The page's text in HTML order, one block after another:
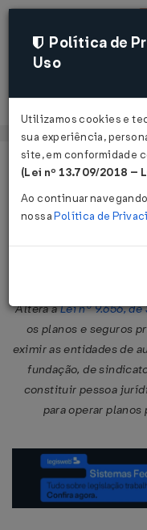
Página Inicial
Lei Nº 13127
Altera aLei nº 9.656,
os planos e seguros
eximir as entidades de
fundação, de
constituir pessoa
para operar planos
Política de
Uso
Utilizamos cookies e
sua experiência,
site, em conformidade
(Lei nº 13.709/2018 –
Ao continuar
nossaPolítica de